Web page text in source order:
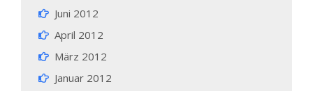
Juni 2012
April 2012
März 2012
Januar 2012